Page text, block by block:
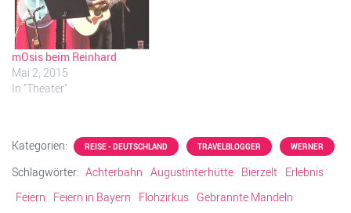
mOsis beim Reinhard
Mai 2, 2015
In "Theater"
Kategorien: REISE - DEUTSCHLAND TRAVELBLOGGER WERNER
Schlagwörter: Achterbahn Augustinterhütte Bierzelt
Erlebnis
Feiern
Feiern in Bayern Flohzirkus Gebrannte Mandeln